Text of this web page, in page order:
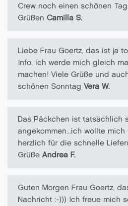
Crew noch einen schönen
Grüßen Camilla S.
Liebe Frau Goertz, das ist ja
Info, ich werde mich gleich
machen! Viele Grüße und
schönen Sonntag Vera W.
Das Päckchen ist tatsächlich
angekommen...ich wollte mich
herzlich für die schnelle
Grüße Andrea F.
Guten Morgen Frau Goertz,
Nachricht :-))) Ich freue mich